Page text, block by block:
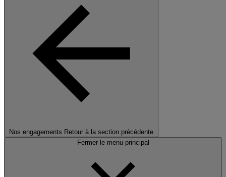
Nos engagements Retour à la section précédente
Fermer le menu principal